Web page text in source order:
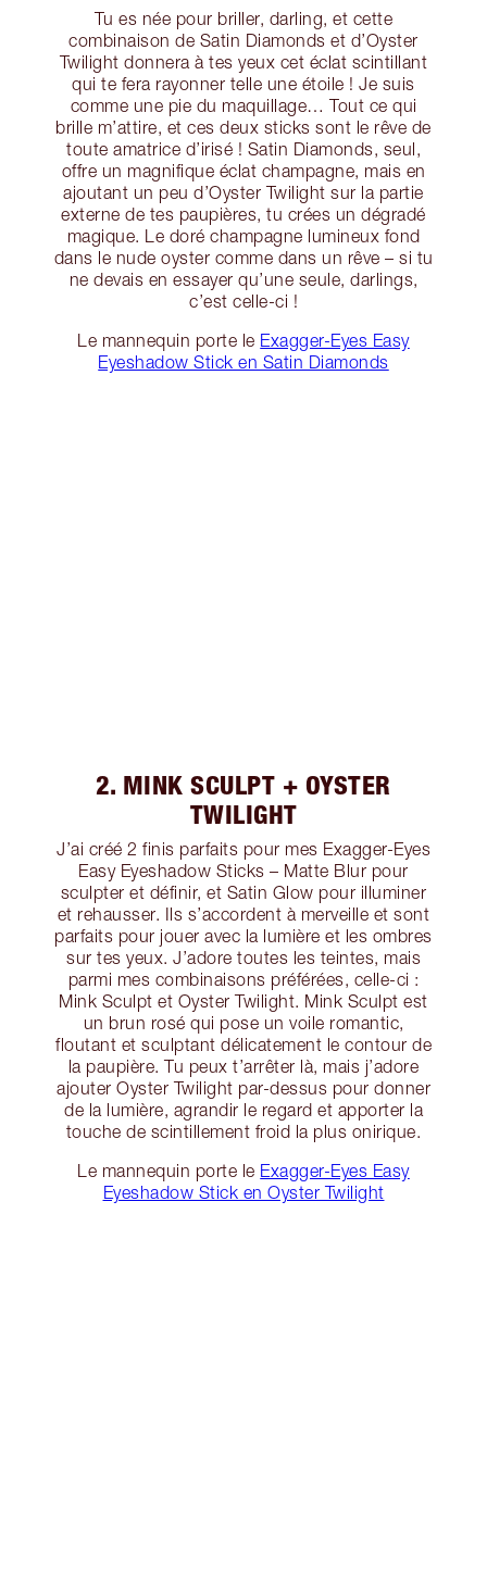
Tu es née pour briller, darling, et cette
combinaison de Satin Diamonds et d’Oyster
Twilight donnera à tes yeux cet éclat scintillant
qui te fera rayonner telle une étoile ! Je suis
comme une pie du maquillage… Tout ce qui
brille m’attire, et ces deux sticks sont le rêve de
toute amatrice d’irisé ! Satin Diamonds, seul,
offre un magnifique éclat champagne, mais en
ajoutant un peu d’Oyster Twilight sur la partie
externe de tes paupières, tu crées un dégradé
magique. Le doré champagne lumineux fond
dans le nude oyster comme dans un rêve – si tu
ne devais en essayer qu’une seule, darlings,
c’est celle-ci !
Le mannequin porte le Exagger-Eyes Easy
Eyeshadow Stick en Satin Diamonds
2. MINK SCULPT + OYSTER
TWILIGHT
J’ai créé 2 finis parfaits pour mes Exagger-Eyes
Easy Eyeshadow Sticks – Matte Blur pour
sculpter et définir, et Satin Glow pour illuminer
et rehausser. Ils s’accordent à merveille et sont
parfaits pour jouer avec la lumière et les ombres
sur tes yeux. J’adore toutes les teintes, mais
parmi mes combinaisons préférées, celle-ci :
Mink Sculpt et Oyster Twilight. Mink Sculpt est
un brun rosé qui pose un voile romantic,
floutant et sculptant délicatement le contour de
la paupière. Tu peux t’arrêter là, mais j’adore
ajouter Oyster Twilight par-dessus pour donner
de la lumière, agrandir le regard et apporter la
touche de scintillement froid la plus onirique.
Le mannequin porte le Exagger-Eyes Easy
Eyeshadow Stick en Oyster Twilight